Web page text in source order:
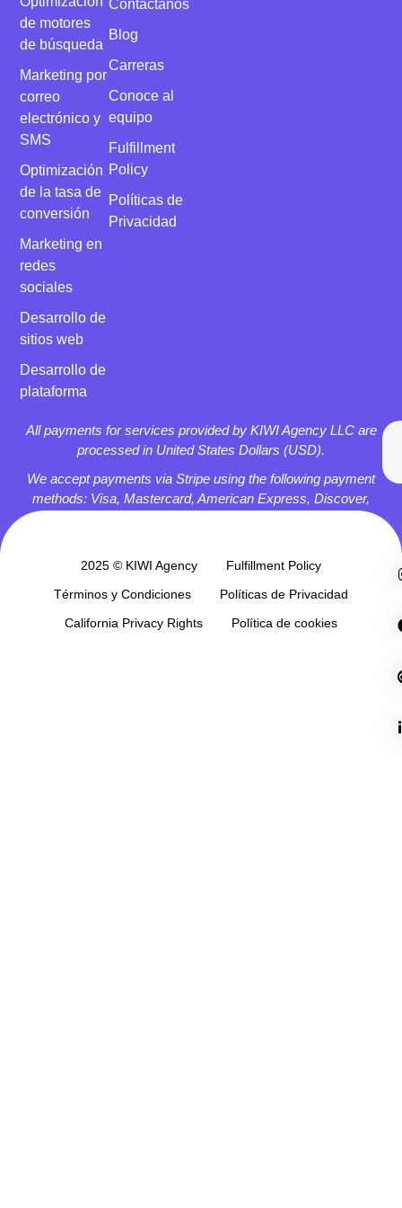
de motores
de búsqueda
Marketing por
correo
electrónico y
SMS
Optimización
de la tasa de
conversión
Marketing en
redes
sociales
Desarrollo de
sitios web
Desarrollo de
plataforma
Contáctanos
Blog
Carreras
Conoce al
equipo
Fulfillment
Policy
Políticas de
Privacidad
All payments for services provided by KIWI Agency LLC are
processed in United States Dollars (USD).
We accept payments via Stripe using the following payment
methods: Visa, Mastercard, American Express, Discover,
2025 © KIWI Agency
Fulfillment Policy
Términos y Condiciones
Políticas de Privacidad
California Privacy Rights
Política de cookies